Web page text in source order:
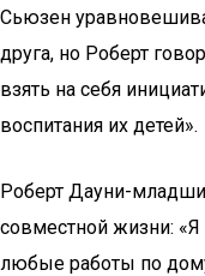
Сьюзен
друга, но Роберт
взять на себя
воспитания их детей».
Роберт Дауни-
совместной жизни:
любые работы по